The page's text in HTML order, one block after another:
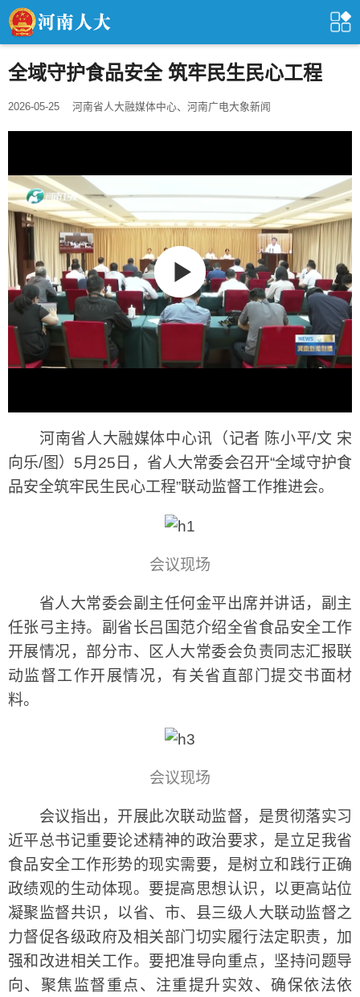
全域守护食品安全 筑牢民生民心工程
2026-05-25 河南省人大融媒体中心、河南广电大象新闻
河南省人大融媒体中心讯（记者 陈小平/文 宋
向乐/图）5月25日，省人大常委会召开“全域守护食
品安全筑牢民生民心工程”联动监督工作推进会。
会议现场
省人大常委会副主任何金平出席并讲话，副主
任张弓主持。副省长吕国范介绍全省食品安全工作
开展情况，部分市、区人大常委会负责同志汇报联
动监督工作开展情况，有关省直部门提交书面材
料。
会议现场
会议指出，开展此次联动监督，是贯彻落实习
近平总书记重要论述精神的政治要求，是立足我省
食品安全工作形势的现实需要，是树立和践行正确
政绩观的生动体现。要提高思想认识，以更高站位
凝聚监督共识，以省、市、县三级人大联动监督之
力督促各级政府及相关部门切实履行法定职责，加
强和改进相关工作。要把准导向重点，坚持问题导
向、聚焦监督重点、注重提升实效、确保依法依